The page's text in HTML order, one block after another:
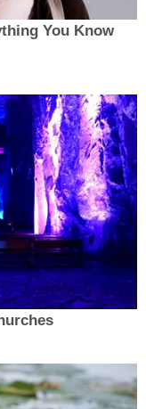
You Know